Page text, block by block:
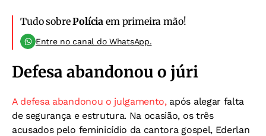
Tudo sobrePolícia em primeira mão!
Entre no canal do WhatsApp.
Defesa abandonou o júri
A defesa abandonou o julgamento, após alegar falta
de segurança e estrutura. Na ocasião, os três
acusados pelo feminicídio da cantora gospel, Ederlan